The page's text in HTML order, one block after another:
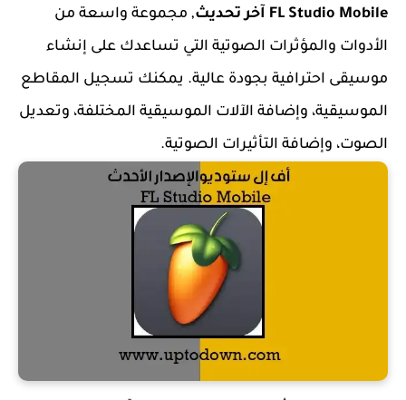
FL Studio Mobile آخر تحديث
, مجموعة واسعة من
الأدوات والمؤثرات الصوتية التي تساعدك على إنشاء
موسيقى احترافية بجودة عالية. يمكنك تسجيل المقاطع
الموسيقية، وإضافة الآلات الموسيقية المختلفة، وتعديل
الصوت، وإضافة التأثيرات الصوتية.